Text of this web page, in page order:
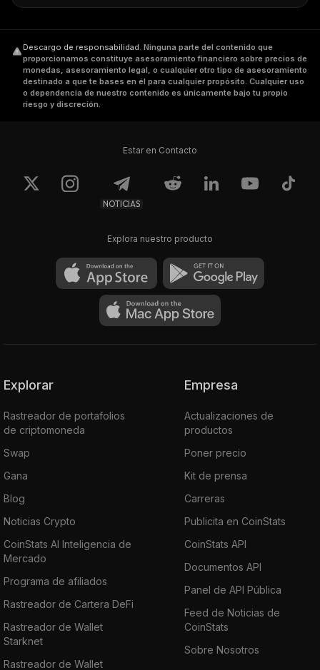
Descargo de responsabilidad. Ninguna parte del contenido que
proporcionamos constituye asesoramiento financiero sobre precios de
monedas, asesoramiento legal, o cualquier otro tipo de asesoramiento
destinado a que te bases en él para cualquier propósito. Cualquier uso
o dependencia de nuestro contenido es únicamente bajo tu propio
riesgo y discreción.
Estar en Contacto
NOTICIAS
Explora nuestro producto
Explorar
Rastreador de portafolios
de criptomoneda
Swap
Gana
Blog
Noticias Crypto
CoinStats AI Inteligencia de
Mercado
Programa de afiliados
Rastreador de Cartera DeFi
Rastreador de Wallet
Starknet
Rastreador de Wallet
Empresa
Actualizaciones de
productos
Poner precio
Kit de prensa
Carreras
Publicita en CoinStats
CoinStats API
Documentos API
Panel de API Pública
Feed de Noticias de
CoinStats
Sobre Nosotros